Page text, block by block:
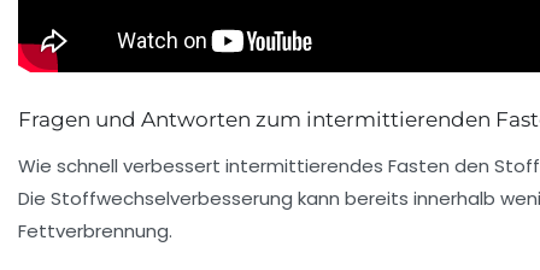
Fragen und Antworten zum intermittierenden
Wie schnell verbessert intermittierendes Fasten den
Die Stoffwechselverbesserung kann bereits innerhalb
Fettverbrennung.